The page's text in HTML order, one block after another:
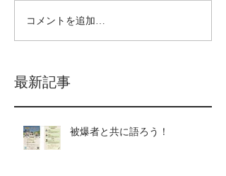
コメントを追加…
最新記事
被爆者と共に語ろう！